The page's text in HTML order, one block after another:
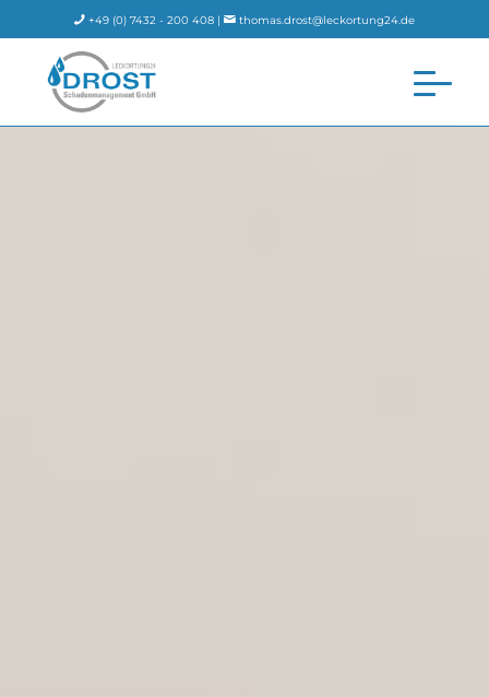
+49 (0) 7432 - 200 408 | thomas.drost@leckortung24.de